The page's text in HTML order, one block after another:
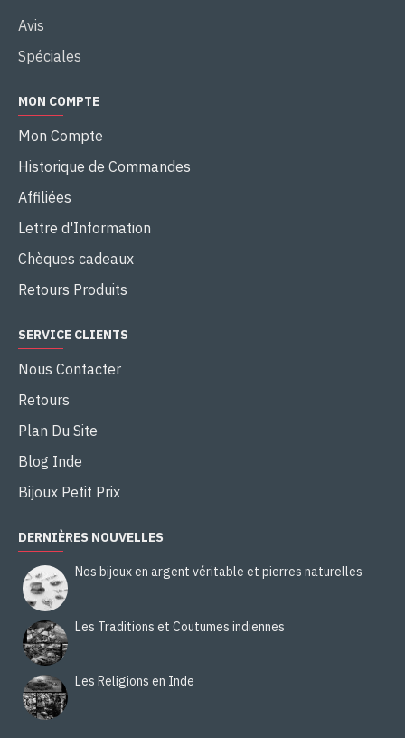
Avis
Spéciales
MON COMPTE
Mon Compte
Historique de Commandes
Affiliées
Lettre d'Information
Chèques cadeaux
Retours Produits
SERVICE CLIENTS
Nous Contacter
Retours
Plan Du Site
Blog Inde
Bijoux Petit Prix
DERNIÈRES NOUVELLES
Nos bijoux en argent véritable et pierres naturelles
Les Traditions et Coutumes indiennes
Les Religions en Inde